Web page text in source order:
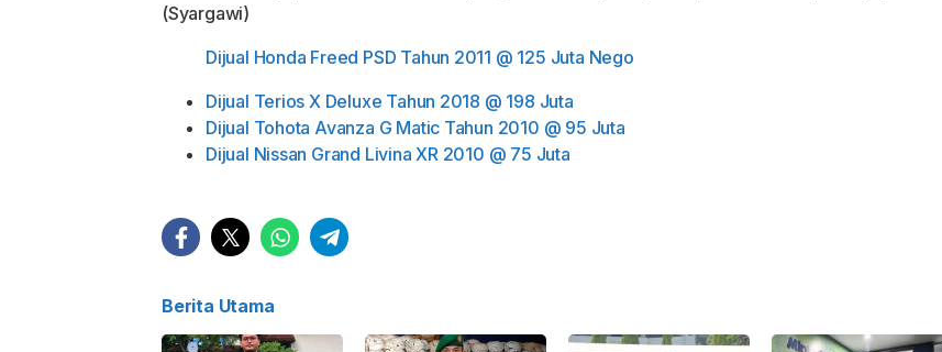
(Syargawi)
Dijual Honda Freed PSD Tahun 2011 @ 125 Juta Nego
Dijual Terios X Deluxe Tahun 2018 @ 198 Juta
Dijual Tohota Avanza G Matic Tahun 2010 @ 95 Juta
Dijual Nissan Grand Livina XR 2010 @ 75 Juta
Berita Utama